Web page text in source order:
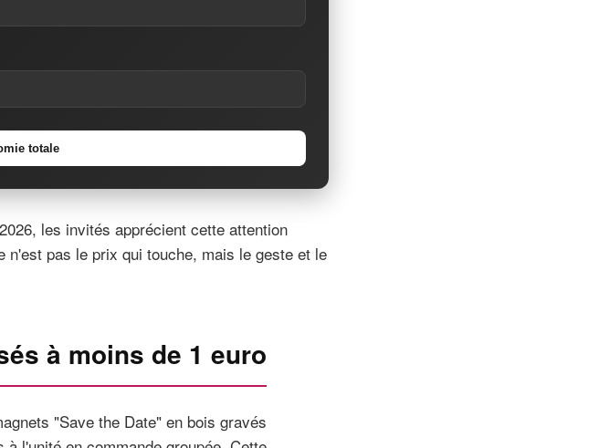
totale
les invités apprécient cette attention
n'est pas le prix qui touche, mais le geste et le
à moins de 1 euro
"Save the Date" en bois gravés